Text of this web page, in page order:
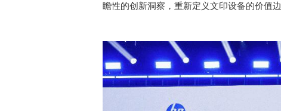
瞻性的创新洞察，重新定义文印设备的价值